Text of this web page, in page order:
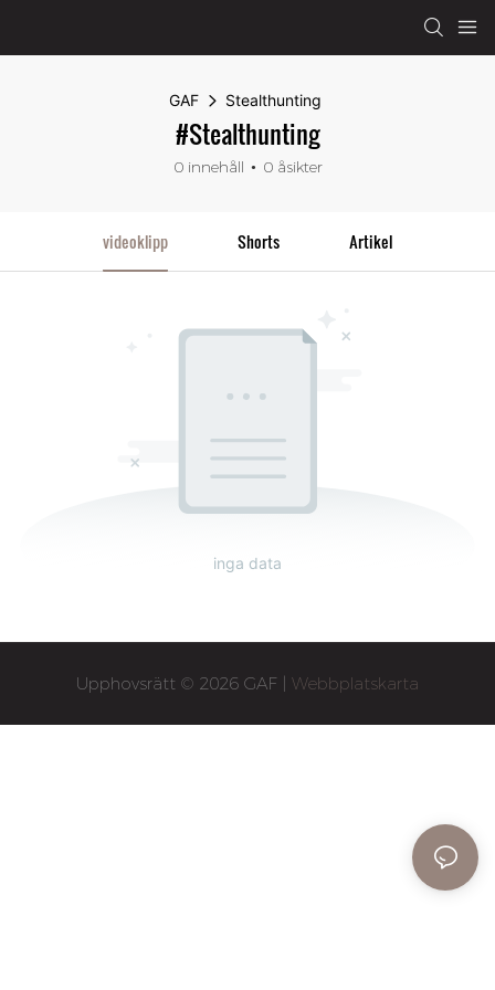
GAF Stealthunting
#Stealthunting
0 innehåll 0 åsikter
videoklipp Shorts Artikel
inga data
Upphovsrätt © 2026 GAF | Webbplatskarta